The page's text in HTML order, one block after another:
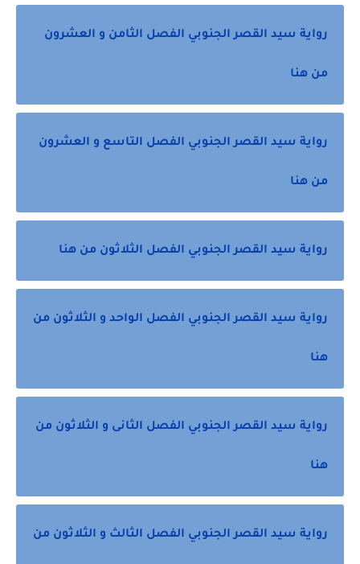
رواية سيد القصر الجنوبي الفصل الثامن و العشرون
من هنا
رواية سيد القصر الجنوبي الفصل التاسع و العشرون
من هنا
رواية سيد القصر الجنوبي الفصل الثلاثون من هنا
رواية سيد القصر الجنوبي الفصل الواحد و الثلاثون من
هنا
رواية سيد القصر الجنوبي الفصل الثانى و الثلاثون من
هنا
رواية سيد القصر الجنوبي الفصل الثالث و الثلاثون من